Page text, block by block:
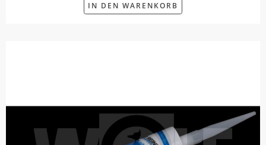
IN DEN WARENKORB